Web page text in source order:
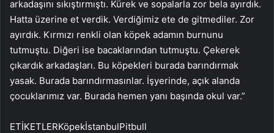
arkadaşını sıkıştırmıştı. Kürek ve sopalarla zor bela ayırdık.
Hatta üzerine et verdik. Verdiğimiz ete de gitmediler. Zor
ayırdık. Kırmızı renkli olan köpek adamın burnunu
tutmuştu. Diğeri ise bacaklarından tutmuştu. Çekerek
çıkardık arkadaşları. Bu köpekleri burada barındırmak
yasak. Burada barındırmasınlar. İşyerinde, açık alanda
çocuklarımız var. Burada hemen yanı başında okul var.”
ETİKETLERKöpekİstanbulPitbull